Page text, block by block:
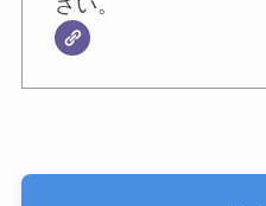
さい。